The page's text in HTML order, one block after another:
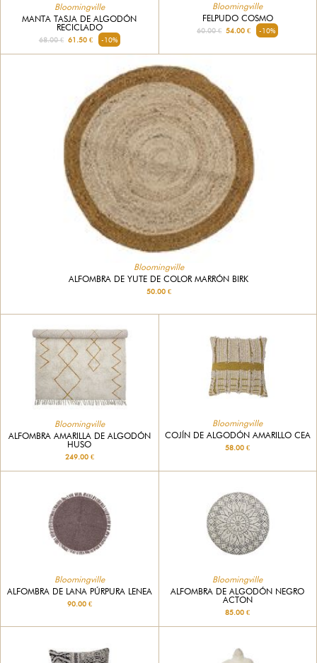
Bloomingville
MANTA TASJA DE ALGODÓN
RECICLADO
68.00 €61.50 € -10%
Bloomingville
FELPUDO COSMO
60.00 € 54.00 € -10%
Bloomingville
ALFOMBRA DE YUTE DE COLOR MARRÓN BIRK
50.00 €
Bloomingville
ALFOMBRA AMARILLA DE ALGODÓN
HUSO
249.00 €
Bloomingville
COJÍN DE ALGODÓN AMARILLO CEA
58.00 €
Bloomingville
ALFOMBRA DE LANA PÚRPURA LENEA
90.00 €
Bloomingville
ALFOMBRA DE ALGODÓN NEGRO
ACTON
85.00 €